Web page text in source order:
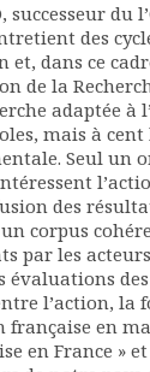
du
des
dans ce
de la
adaptée
mais à
Seul un
des
corpus
par les
évaluations
l’action, la
en
en France